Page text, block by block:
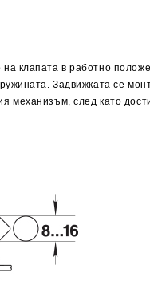
клапата в работно
Задвижката се
механизъм, след като